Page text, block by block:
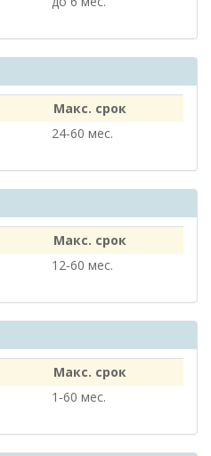
Макс. срок
24‑60 мес.
Макс. срок
12‑60 мес.
Макс. срок
1‑60 мес.